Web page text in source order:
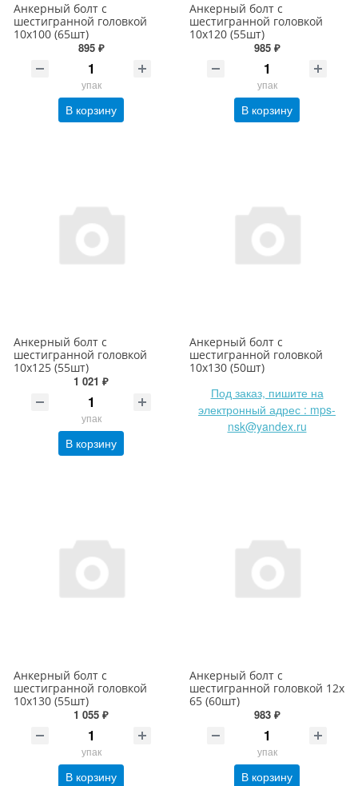
Анкерный болт с
шестигранной головкой
10х100 (65шт)
895 ₽
упак
В корзину
Анкерный болт с
шестигранной головкой
10х120 (55шт)
985 ₽
упак
В корзину
Анкерный болт с
шестигранной головкой
10х125 (55шт)
1 021 ₽
упак
В корзину
Анкерный болт с
шестигранной головкой
10х130 (50шт)
Под заказ, пишите на
электронный адрес : mps-
nsk@yandex.ru
Анкерный болт с
шестигранной головкой
10х130 (55шт)
1 055 ₽
упак
В корзину
Анкерный болт с
шестигранной головкой 12х
65 (60шт)
983 ₽
упак
В корзину